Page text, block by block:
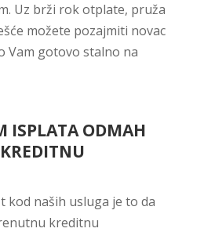
Uz brži rok otplate, pruža
možete pozajmiti novac
Vam gotovo stalno na
ISPLATA ODMAH
kod naših usluga je to da
kreditnu